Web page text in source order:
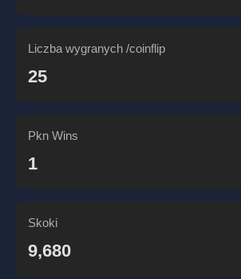
Liczba wygranych /coinflip
25
Pkn Wins
1
Skoki
9,680